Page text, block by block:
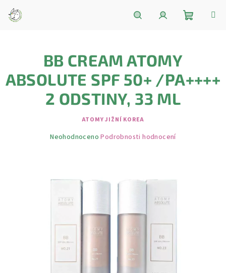
obsah
BB CREAM ATOMY
ABSOLUTE SPF 50+ /PA++++
2 ODSTINY, 33 ML
ATOMY JIŽNÍ KOREA
Průměrné
0,0
hvězdiček.
Neohodnoceno Podrobnosti hodnocení